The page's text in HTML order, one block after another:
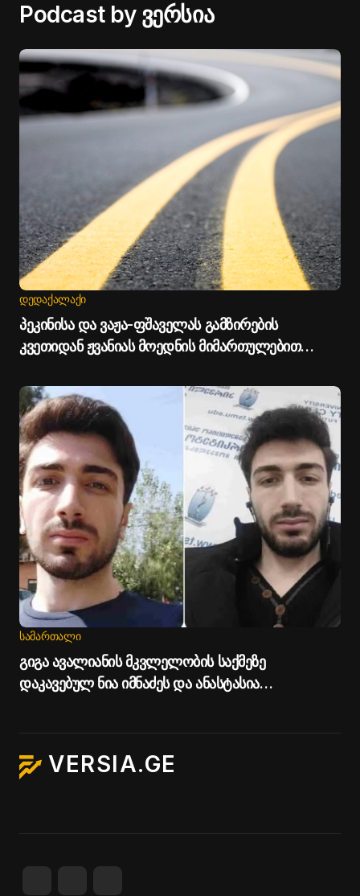
Podcast by ვერსია
ᲓᲔᲓᲐᲥᲐᲚᲐᲥᲘ
პეკინისა და ვაჟა-ფშაველას გამზირების
კვეთიდან ჟვანიას მოედნის მიმართულებით
მერია
ᲡᲐᲛᲐᲠᲗᲐᲚᲘ
გიგა ავალიანის მკვლელობის საქმეზე
დაკავებულ ნია იმნაძეს და ანასტასია
VERSIA.GE